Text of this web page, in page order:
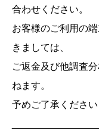
合わせください。
お客様のご利用の
きましては、
ご返金及び他調査
ねます。
予めご了承ください